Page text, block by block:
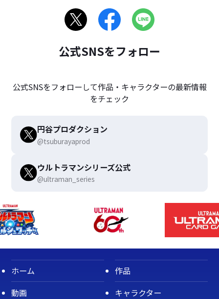
公式SNSをフォロー
公式SNSをフォローして作品・キャラクターの最新情報
をチェック
円谷プロダクション
@tsuburayaprod
ウルトラマンシリーズ公式
@ultraman_series
ホーム
作品
動画
キャラクター